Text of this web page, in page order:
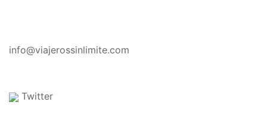
info@viajerossinlimite.com
Twitter